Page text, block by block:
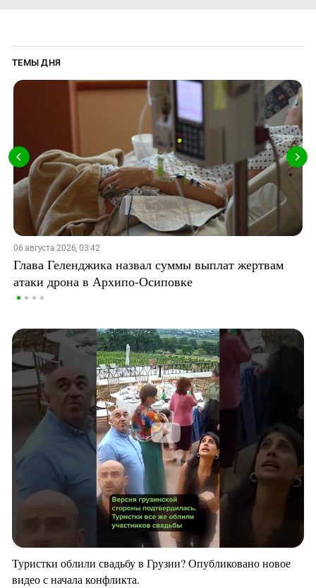
ТЕМЫ ДНЯ
06 августа 2026, 03:42
Глава Геленджика назвал суммы выплат жертвам
атаки дрона в Архипо-Осиповке
Туристки облили свадьбу в Грузии? Опубликовано новое
видео с начала конфликта.